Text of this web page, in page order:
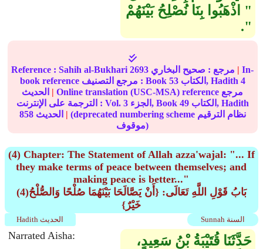
"‏ اذْهَبُوا بِنَا نُصْلِحُ بَيْنَهُمْ
‏"‏‏.‏
Reference :Sahih al-Bukhari 2693 مرجع : صحيح البخاري | In-
book reference مرجع التصنيف : Book 53 الكتاب, Hadith 4
| Online translation (USC-MSA) reference مرجع
الترجمة على الإنترنت : Vol. 3 الجزء, Book 49
الكتاب, Hadith
858
| (deprecated numbering scheme نظام الترقيم
موقوف)
(4) Chapter: The Statement of Allah azza'wajal: "... If
they make terms of peace between themselves; and
making peace is better..."
(4)بَابُ قَوْلِ اللَّهِ تَعَالَى: {أَنْ يَصَّالَحَا بَيْنَهُمَا صُلْحًا وَالصُّلْحُ
خَيْرٌ}
Sunnah السنة Hadith الحديث
Narrated Aisha:
حَدَّثَنَا قُتَيْبَةُ بْنُ سَعِيدٍ،